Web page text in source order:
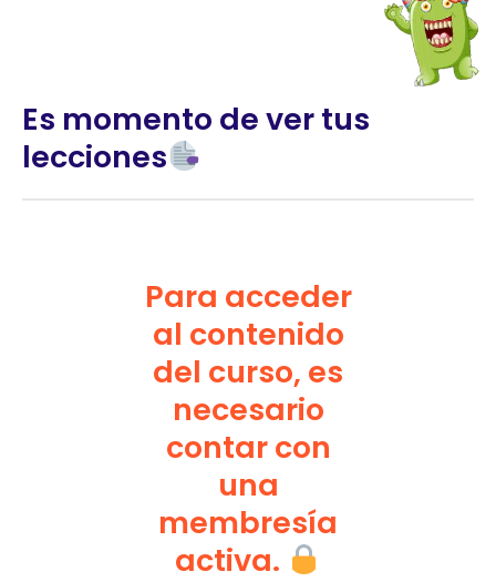
Es momento de ver tus
lecciones
Para acceder
al contenido
del curso, es
necesario
contar con
una
membresía
activa.